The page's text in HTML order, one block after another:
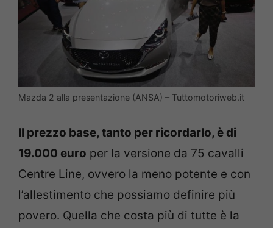
Mazda 2 alla presentazione (ANSA) – Tuttomotoriweb.it
Il prezzo base, tanto per ricordarlo, è di
19.000 euro per la versione da 75 cavalli
Centre Line, ovvero la meno potente e con
l’allestimento che possiamo definire più
povero. Quella che costa più di tutte è la